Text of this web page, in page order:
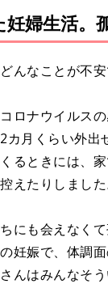
婦生活。
なことが不安
ナウイルス
月くらい外
るときには、
えたりしました
にも会えなく
妊娠で、体調
んはみんなそ